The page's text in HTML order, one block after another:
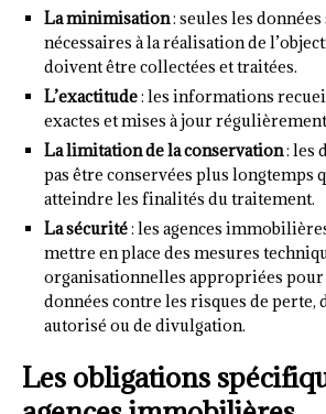
La minimisation: seules les
nécessaires à la réalisation de
doivent être collectées et traitées.
L’exactitude: les informations
exactes et mises à jour
La limitation de la conservation: les
pas être conservées plus longtemps
atteindre les finalités du traitement.
La sécurité: les agences
mettre en place des mesures
organisationnelles appropriées
données contre les risques de perte,
autorisé ou de divulgation.
Les obligations